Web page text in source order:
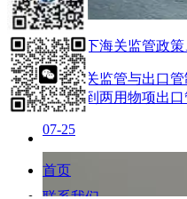
新形势下海关监管政
中国海关监管与出口
推进，到两用物项出
07-25
首页